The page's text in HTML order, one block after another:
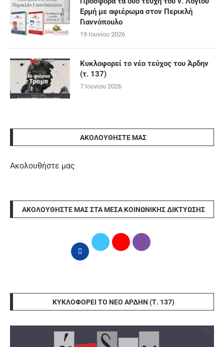
Ερμή με αφιέρωμα στον Περικλή
Γιαννόπουλο
19 Ιουνίου 2026
Κυκλοφορεί το νέο τεύχος του Άρδην
(τ. 137)
7 Ιουνίου 2026
ΑΚΟΛΟΥΘΉΣΤΕ ΜΑΣ
Ακολουθήστε μας
ΑΚΟΛΟΥΘΉΣΤΕ ΜΑΣ ΣΤΑ ΜΈΣΑ ΚΟΙΝΩΝΙΚΉΣ ΔΙΚΤΎΩΣΗΣ
ΚΥΚΛΟΦΟΡΕΊ ΤΟ ΝΈΟ ΆΡΔΗΝ (Τ. 137)